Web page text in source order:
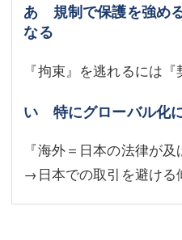
あ 規制で保護を強め
なる
『拘束』を逃れるには
い 特にグローバル化
『海外＝日本の法律が
→日本での取引を避ける